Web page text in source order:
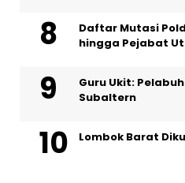
Daftar Mutasi
hingga Pejabat
Guru Ukit:
Subaltern
Lombok Barat